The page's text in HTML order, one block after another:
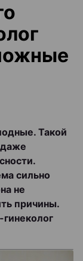
Такой
даже
сильно
не
причины.